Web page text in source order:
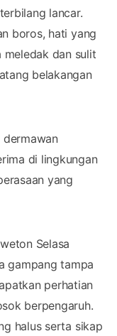
lancar.
boros, hati yang
meledak dan sulit
belakangan
di lingkungan
yang
Selasa
gampang tampa
perhatian
berpengaruh.
halus serta sikap